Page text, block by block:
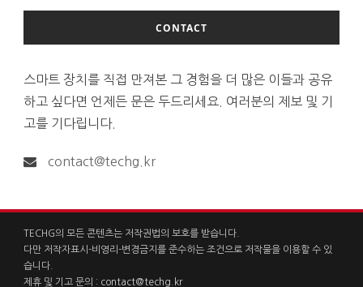
CONTACT
스마트 장치를 직접 만져본 그 경험을 더 많은 이들과 공유
하고 싶다면 언제든 문은 두드리세요. 여러분의 제보 및 기
고를 기다립니다.
contact@techg.kr
TECHG의 모든 콘텐츠는 저작권법의 보호를 받습니다.
다만 저작자표시-비영리-변경금지를 준수하는 조건으로 저작물을 이용할 수 있
습니다.
제휴 및 기고 문의 : contact@techg.kr